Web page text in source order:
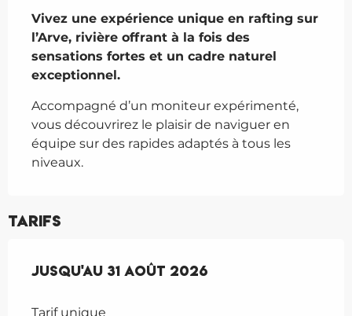
Vivez une expérience unique en rafting sur
l’Arve, rivière offrant à la fois des
sensations fortes et un cadre naturel
exceptionnel.
Accompagné d’un moniteur expérimenté,
vous découvrirez le plaisir de naviguer en
équipe sur des rapides adaptés à tous les
niveaux.
Tarifs
Du1 juillet 2026 au31 août 2026
Jusqu'au 31 août 2026
Tarif unique